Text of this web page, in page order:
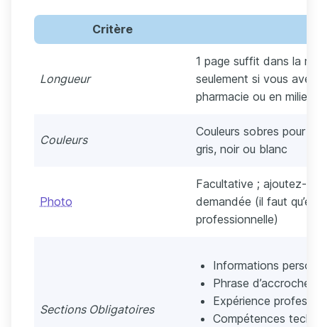
Critère
Longueur
1 page suffit dans la
seulement si vous
pharmacie ou en milieu
Couleurs
Couleurs sobres pour
gris, noir ou blanc
Photo
Facultative ; ajoutez-
demandée (il faut
professionnelle)
Sections Obligatoires
Informations
Phrase d’accroche
Expérience
Compétences